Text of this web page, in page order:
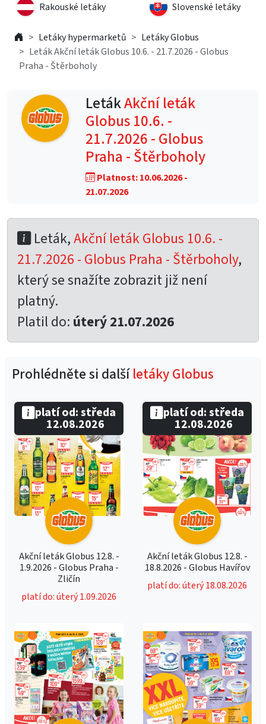
Rakouské letáky Slovenské letáky
Letáky hypermarketů
Letáky Globus
Leták Akční leták Globus 10.6. - 21.7.2026 - Globus
Praha - Štěrboholy
LetákAkční leták
Globus 10.6. -
21.7.2026 - Globus
Praha - Štěrboholy
Platnost: 10.06.2026 -
21.07.2026
Leták,Akční leták Globus 10.6. -
21.7.2026 - Globus Praha - Štěrboholy,
který se snažíte zobrazit již není
platný.
Platil do: úterý 21.07.2026
Prohlédněte si dalšíletáky Globus
Akční leták Globus 12.8. -
1.9.2026 - Globus Praha -
Zličín
platí do: úterý 1.09.2026
platí od: středa
12.08.2026
Akční leták Globus 12.8. -
18.8.2026 - Globus Havířov
platí do: úterý 18.08.2026
platí od: středa
12.08.2026